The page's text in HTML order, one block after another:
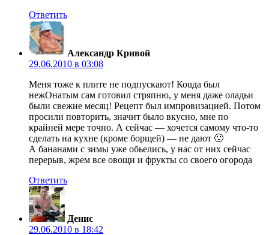
Ответить
Александр Кривой
29.06.2010 в 03:08
Меня тоже к плите не подпускают! Коuда был
нежОнатым сам готовил стряпню, у меня даже оладьи
были свежие месяц! Рецепт был импровизацией. Потом
просили повторить, значит было вкусно, мне по
крайней мере точно. А сейчас — хочется самому что-то
сделать на кухне (кроме борщей) — не дают 🙁
А бананами с зимы уже обьелись, у нас от них сейчас
перерыв, жрем все овощи и фрукты со своего огорода
Ответить
Денис
29.06.2010 в 18:42